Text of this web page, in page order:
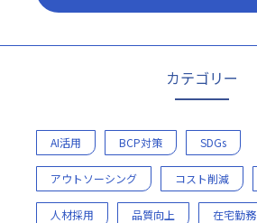
カテゴリー
AI活用 BCP対策 SDGs
アウトソーシング コスト削減
人材採用 品質向上 在宅勤務